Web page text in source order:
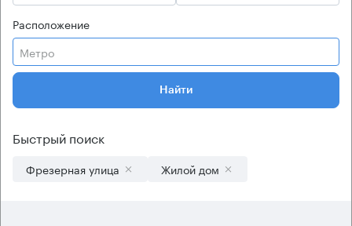
Расположение
Метро
Найти
Быстрый поиск
Фрезерная улица Жилой дом